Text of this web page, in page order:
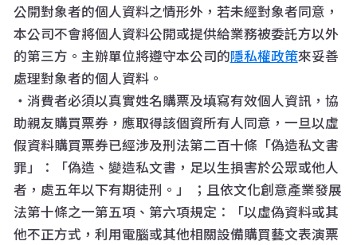
公開對象者的個人資料之情形外，若未經對象者同意，
本公司不會將個人資料公開或提供給業務被委託方以外
的第三方。主辦單位將遵守本公司的隱私權政策來妥善
處理對象者的個人資料。
・消費者必須以真實姓名購票及填寫有效個人資訊，協
助親友購買票券，應取得該個資所有人同意，一旦以虛
假資料購買票券已經涉及刑法第二百十條「偽造私文書
罪」：「偽造、變造私文書，足以生損害於公眾或他人
者，處五年以下有期徒刑。」 ；且依文化創意產業發展
法第十條之一第五項、第六項規定：「以虛偽資料或其
他不正方式，利用電腦或其他相關設備購買藝文表演票